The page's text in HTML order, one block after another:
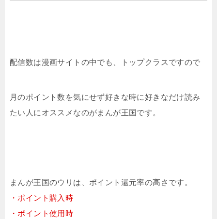
配信数は漫画サイトの中でも、トップクラスですので
月のポイント数を気にせず好きな時に好きなだけ読み
たい人にオススメなのがまんが王国です。
まんが王国のウリは、ポイント還元率の高さです。
・ポイント購入時
・ポイント使用時